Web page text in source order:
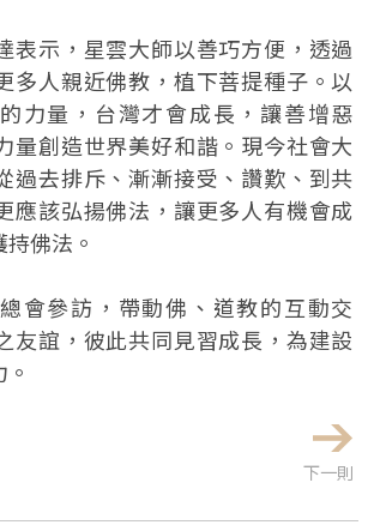
表示，星雲大師以善巧方便，透過
多人親近佛教，植下菩提種子。以
力量，台灣才會成長，讓善增惡
量創造世界美好和諧。現今社會大
過去排斥、漸漸接受、讚歎、到共
應該弘揚佛法，讓更多人有機會成
佛法。
會參訪，帶動佛、道教的互動交
友誼，彼此共同見習成長，為建設
下一則